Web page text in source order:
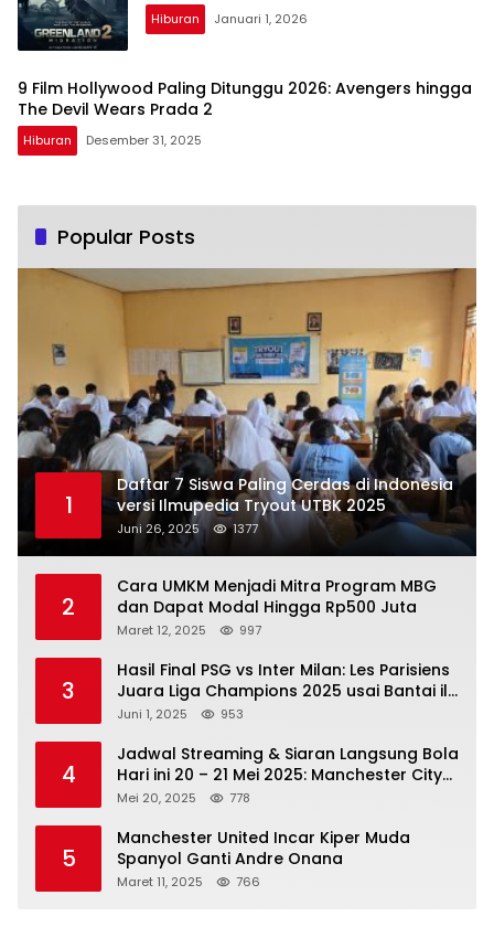
Hiburan Januari 1, 2026
9 Film Hollywood Paling Ditunggu 2026: Avengers hingga
The Devil Wears Prada 2
Hiburan Desember 31, 2025
Popular Posts
1
Daftar 7 Siswa Paling Cerdas di Indonesia
versi Ilmupedia Tryout UTBK 2025
Juni 26, 2025 1377
2
Cara UMKM Menjadi Mitra Program MBG
dan Dapat Modal Hingga Rp500 Juta
Maret 12, 2025 997
3
Hasil Final PSG vs Inter Milan: Les Parisiens
Juara Liga Champions 2025 usai Bantai il
Nerazzurri
Juni 1, 2025 953
4
Jadwal Streaming & Siaran Langsung Bola
Hari ini 20 – 21 Mei 2025: Manchester City
vs Bournemouth
Mei 20, 2025 778
5
Manchester United Incar Kiper Muda
Spanyol Ganti Andre Onana
Maret 11, 2025 766